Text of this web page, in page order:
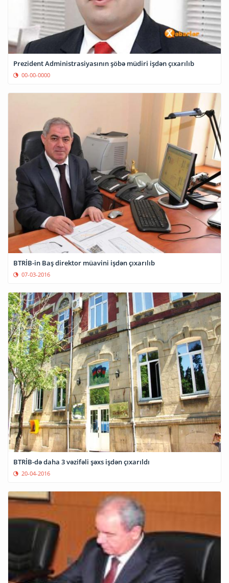
Prezident Administrasiyasının şöbə müdiri işdən çıxarılıb
00-00-0000
BTRİB-in Baş direktor müavini işdən çıxarılıb
07-03-2016
BTRİB-də daha 3 vəzifəli şəxs işdən çıxarıldı
20-04-2016